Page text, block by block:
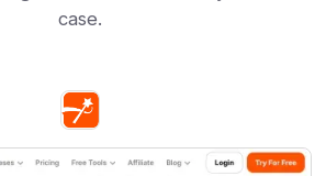
case.